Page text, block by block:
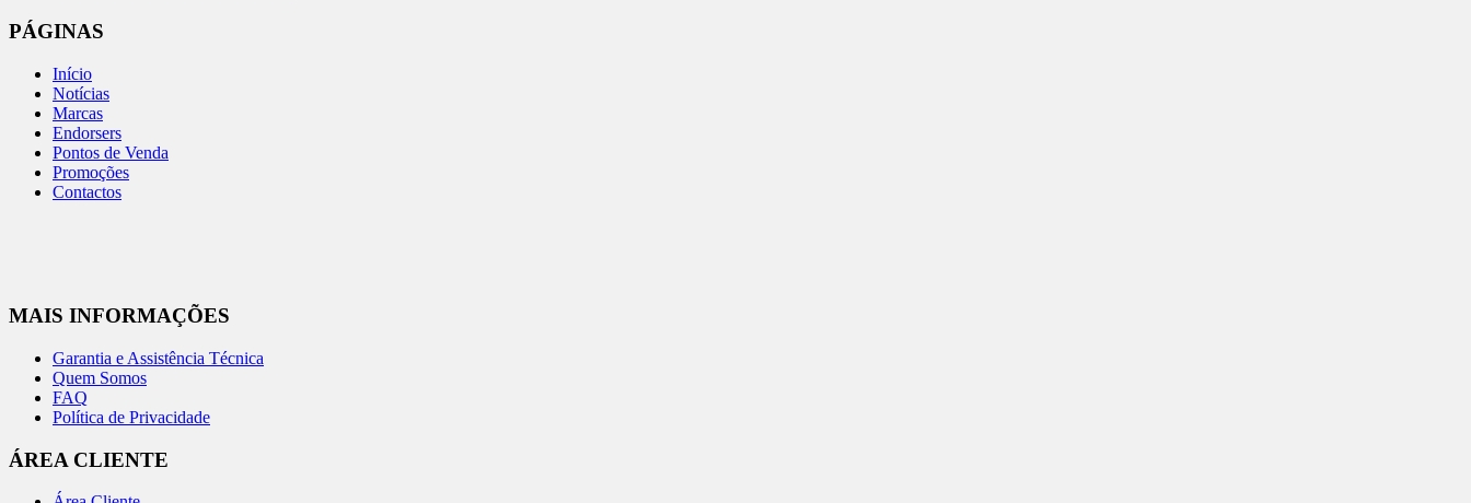
PÁGINAS
Início
Notícias
Marcas
Endorsers
Pontos de Venda
Promoções
Contactos
MAIS INFORMAÇÕES
Garantia e Assistência Técnica
Quem Somos
FAQ
Política de Privacidade
ÁREA CLIENTE